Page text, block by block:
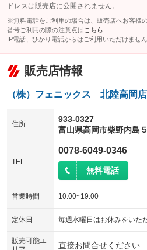
ドレスは販売店に公開されません。
※無料電話をご利用の場合は、販売店へお客様
番号ご利用の際の注意点は こちら
IP電話、ひかり電話からはご利用いただけません
販売店情報
（株）フェニックス 北陸高岡店
住所
933-0327
富山県高岡市柴野内島
TEL
0078-6049-0346
無料電話
営業時間 10:00~19:00
定休日 毎週水曜日はお休みをいた
販売可能エ
直接お問合せください